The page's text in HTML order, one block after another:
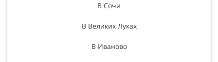
В Сочи
В Великих Луках
В Иваново